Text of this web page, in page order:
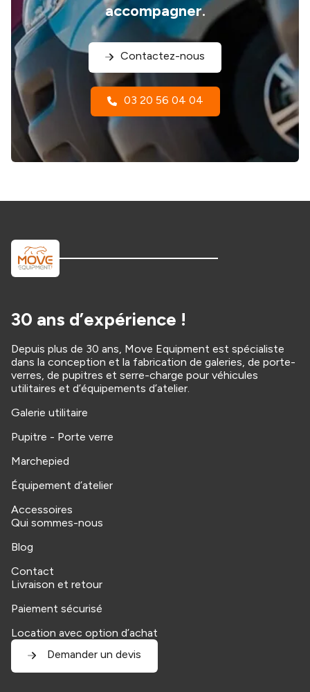
accompagner.
Contactez-nous
03 20 56 04 04
30 ans d’expérience !
Depuis plus de 30 ans, Move Equipment est spécialiste
dans la conception et la fabrication de galeries, de porte-
verres, de pupitres et serre-charge pour véhicules
utilitaires et d’équipements d’atelier.
Galerie utilitaire
Pupitre - Porte verre
Marchepied
Équipement d’atelier
Accessoires
Qui sommes-nous
Blog
Contact
Livraison et retour
Paiement sécurisé
Location avec option d’achat
Demander un devis